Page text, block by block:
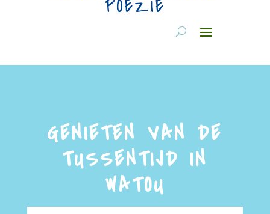
POËZIE
GENIETEN VAN DE
TUSSENTIJD IN
WATOU